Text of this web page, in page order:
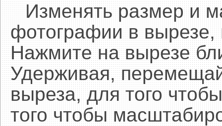
Изменять размер и
фотографии в
Нажмите на вырезе
Удерживая,
выреза, для того
того чтобы